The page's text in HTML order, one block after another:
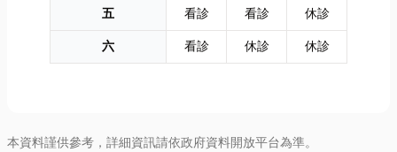
五
看診 看診
休診
六
看診 休診 休診
本資料謹供參考，詳細資訊請依政府資料開放平台為準。